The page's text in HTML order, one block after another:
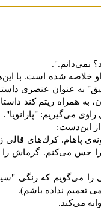
نمی‌دانم.".
خلاصه شده است. با
به عنوان عنصری
به همراه ریتم کند
می‌گیریم: "پارانویا".
این‌دست:
پاهام. كرك‌های قالی
را حس می‌كنم. گرماش
را می‌گویم که رنگی
‌تعمیم نداده باشم).
می‌کند.